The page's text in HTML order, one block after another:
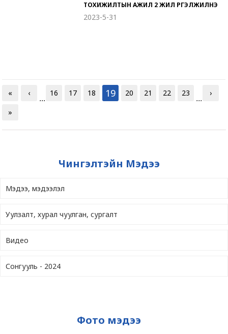
ТОХИЖИЛТЫН АЖИЛ 2 ЖИЛ ҮРГЭЛЖИЛНЭ
2023-5-31
« ‹
...
16 17 18 19 20 21 22 23
...
›
»
Чингэлтэйн Мэдээ
Мэдээ, мэдээлэл
Уулзалт, хурал чуулган, сургалт
Видео
Сонгууль - 2024
Фото мэдээ